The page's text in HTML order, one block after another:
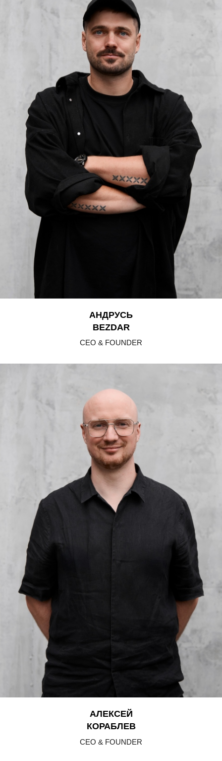
АНДРУСЬ
BEZDAR
CEO & FOUNDER
АЛЕКСЕЙ
КОРАБЛЕВ
CEO & FOUNDER